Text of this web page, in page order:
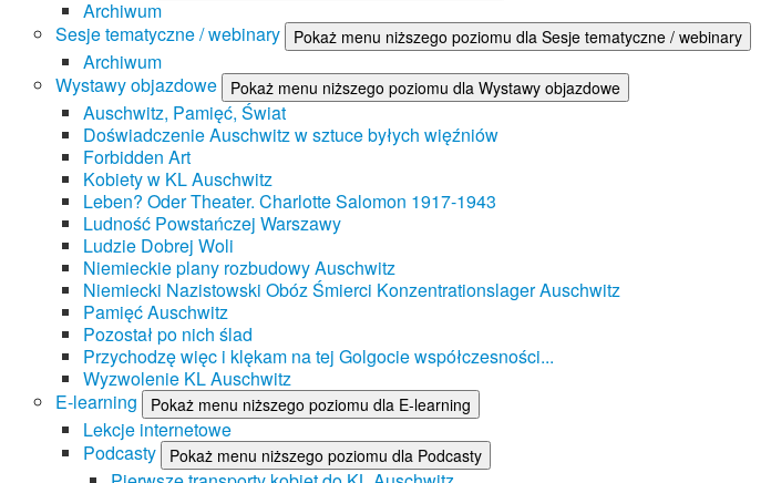
Archiwum
Sesje tematyczne / webinary
Pokaż menu niższego poziomu dla Sesje tematyczne / webinary
Archiwum
Wystawy objazdowe
Pokaż menu niższego poziomu dla Wystawy objazdowe
Auschwitz, Pamięć, Świat
Doświadczenie Auschwitz w sztuce byłych więźniów
Forbidden Art
Kobiety w KL Auschwitz
Leben? Oder Theater. Charlotte Salomon 1917-1943
Ludność Powstańczej Warszawy
Ludzie Dobrej Woli
Niemieckie plany rozbudowy Auschwitz
Niemiecki Nazistowski Obóz Śmierci Konzentrationslager Auschwitz
Pamięć Auschwitz
Pozostał po nich ślad
Przychodzę więc i klękam na tej Golgocie współczesności...
Wyzwolenie KL Auschwitz
E-learning
Pokaż menu niższego poziomu dla E-learning
Lekcje internetowe
Podcasty
Pokaż menu niższego poziomu dla Podcasty